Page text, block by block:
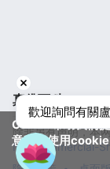
Cookie帮助我们
意我们使用
真佛百科
除非另有声明，本
NonCommercial-
歡迎詢問有關